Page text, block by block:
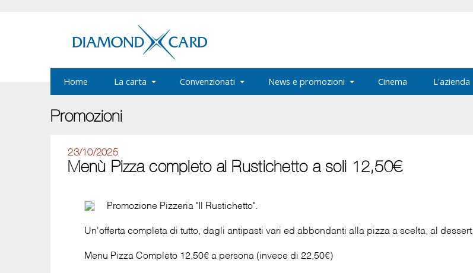
Home La carta Convenzionati News e promozioni Cinema L'azienda
Promozioni
23/10/2025
Menù Pizza completo al Rustichetto a soli 12,50€
Promozione Pizzeria "Il Rustichetto".
Un'offerta completa di tutto, dagli antipasti vari ed abbondanti alla pizza a scelta, al
Menu Pizza Completo 12,50€ a persona (invece di 22,50€)